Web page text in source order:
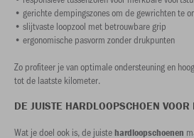
• gerichte dempingszones om de gewrichten te
• slijtvaste loopzool met betrouwbare grip
• ergonomische pasvorm zonder drukpunten
Zo profiteer je van optimale ondersteuning en
tot de laatste kilometer.
DE JUISTE HARDLOOPSCHOEN VOOR
Wat je doel ook is, de juistehardloopschoenen